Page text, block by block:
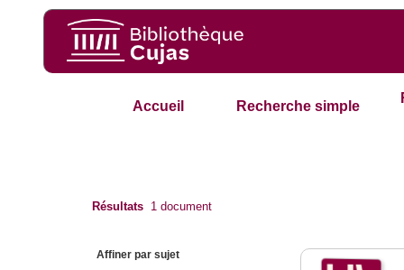
Accueil Recherche simple
Résultats 1 document
Affiner par sujet